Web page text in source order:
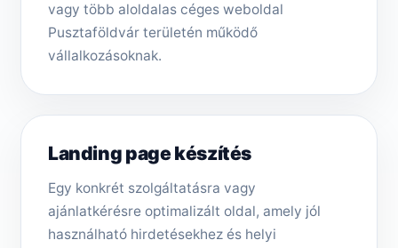
vagy több aloldalas céges weboldal
Pusztaföldvár területén működő
vállalkozásoknak.
Landing page készítés
Egy konkrét szolgáltatásra vagy
ajánlatkérésre optimalizált oldal, amely jól
használható hirdetésekhez és helyi